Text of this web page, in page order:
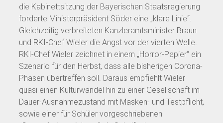
die Kabinettsitzung der Bayerischen Staatsregierung
forderte Ministerpräsident Söder eine „klare Linie“.
Gleichzeitig verbreiteten Kanzleramtsminister Braun
und RKI-Chef Wieler die Angst vor der vierten Welle.
RKI-Chef Wieler zeichnet in einem „Horror-Papier“ ein
Szenario für den Herbst, dass alle bisherigen Corona-
Phasen übertreffen soll. Daraus empfiehlt Wieler
quasi einen Kulturwandel hin zu einer Gesellschaft im
Dauer-Ausnahmezustand mit Masken- und Testpflicht,
sowie einer für Schüler vorgeschriebenen